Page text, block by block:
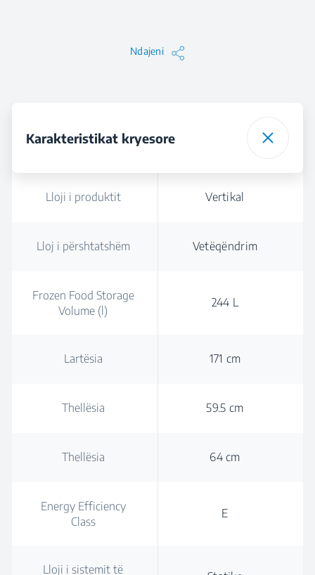
Ndajeni
Karakteristikat kryesore
Lloji i produktit Vertikal
Lloj i përshtatshëm Vetëqëndrim
Frozen Food Storage
Volume (l)
244 L
Lartësia 171 cm
Thellësia 59.5 cm
Thellësia 64 cm
Energy Efficiency
Class
E
Lloji i sistemit të